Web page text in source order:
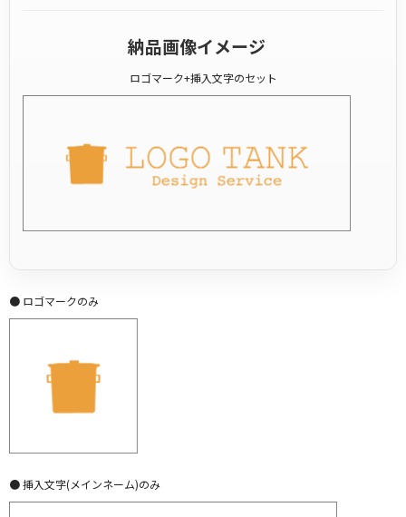
納品画像イメージ
ロゴマーク+挿入文字のセット
● ロゴマークのみ
● 挿入文字(メインネーム)のみ